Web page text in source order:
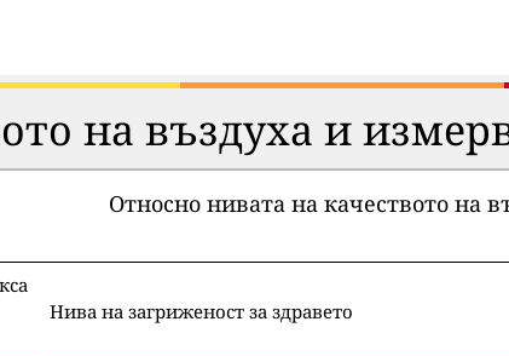
на въздуха и
Относно нивата на качеството на
Нива на загриженост за здравето